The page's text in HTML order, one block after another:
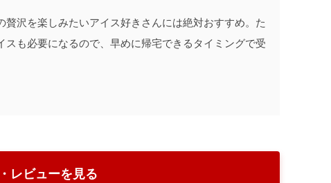
沢を楽しみたいアイス好きさんには絶対おすすめ。た
も必要になるので、早めに帰宅できるタイミングで受
レビューを見る